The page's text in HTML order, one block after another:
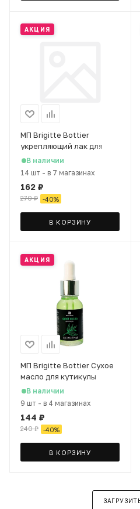
АКЦИЯ
МП Brigitte Bottier
укрепляющий лак для
ногтей GEL NATURAL тон
08 молочный с шиммером
В наличии
14 шт - в 7 магазинах
162 ₽
270₽ -40%
В КОРЗИНУ
АКЦИЯ
МП Brigitte Bottier Сухое
масло для кутикулы
Зеленый чай, 15 мл
В наличии
9 шт - в 4 магазинах
144 ₽
240₽ -40%
В КОРЗИНУ